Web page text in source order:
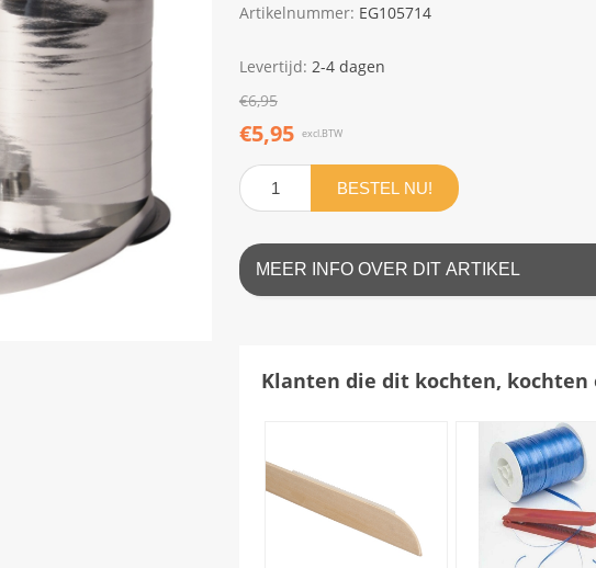
Artikelnummer: EG105714
Levertijd: 2-4 dagen
€6,95
€5,95 excl.BTW
BESTEL NU!
MEER INFO OVER DIT ARTIKEL
Klanten die dit kochten, kochten